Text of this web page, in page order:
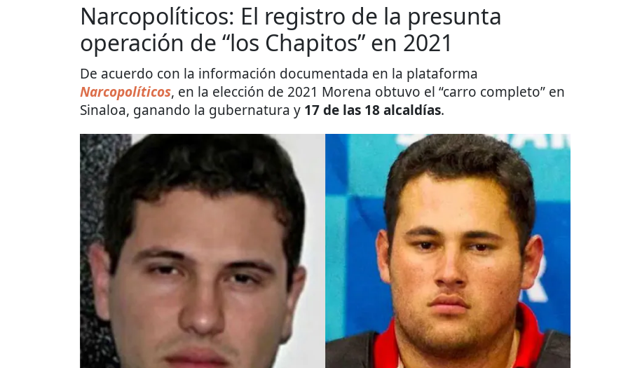
Narcopolíticos: El registro de la presunta
operación de “los Chapitos” en 2021
De acuerdo con la información documentada en la plataforma
Narcopolíticos, en la elección de 2021 Morena obtuvo el “carro completo” en
Sinaloa, ganando la gubernatura y 17 de las 18 alcaldías.